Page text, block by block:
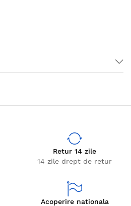
Retur 14 zile
14 zile drept de retur
Acoperire nationala